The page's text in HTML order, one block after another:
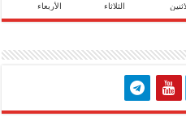
الثلاثاء الأربعاء